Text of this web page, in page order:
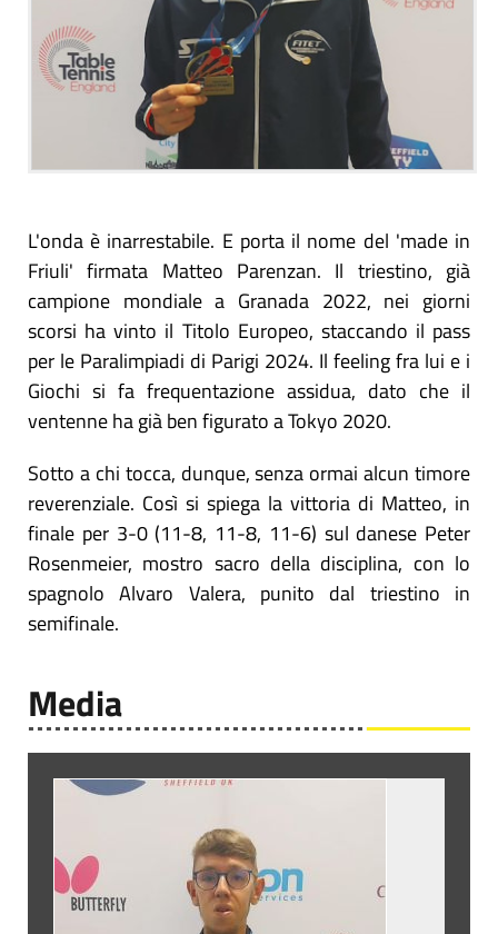
L'onda è inarrestabile. E porta il nome del 'made in
Friuli' firmata Matteo Parenzan. Il triestino, già
campione mondiale a Granada 2022, nei giorni
scorsi ha vinto il Titolo Europeo, staccando il pass
per le Paralimpiadi di Parigi 2024. Il feeling fra lui e i
Giochi si fa frequentazione assidua, dato che il
ventenne ha già ben figurato a Tokyo 2020.
Sotto a chi tocca, dunque, senza ormai alcun timore
reverenziale. Così si spiega la vittoria di Matteo, in
finale per 3-0 (11-8, 11-8, 11-6) sul danese Peter
Rosenmeier, mostro sacro della disciplina, con lo
spagnolo Alvaro Valera, punito dal triestino in
semifinale.
Media